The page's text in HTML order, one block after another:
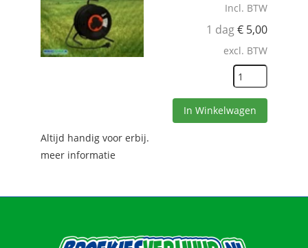
Incl. BTW
1 dag€ 5,00
excl. BTW
In Winkelwagen
Altijd handig voor erbij.
meer informatie